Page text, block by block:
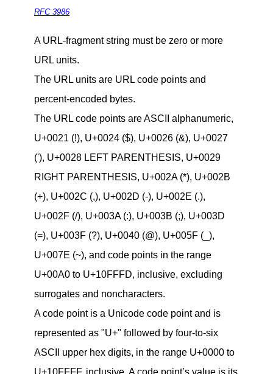
RFC 3986
A URL-fragment string must be zero or more
URL units.
The URL units are URL code points and
percent-encoded bytes.
The URL code points are ASCII alphanumeric,
U+0021 (!), U+0024 ($), U+0026 (&), U+0027
('), U+0028 LEFT PARENTHESIS, U+0029
RIGHT PARENTHESIS, U+002A (*), U+002B
(+), U+002C (,), U+002D (-), U+002E (.),
U+002F (/), U+003A (:), U+003B (;), U+003D
(=), U+003F (?), U+0040 (@), U+005F (_),
U+007E (~), and code points in the range
U+00A0 to U+10FFFD, inclusive, excluding
surrogates and noncharacters.
A code point is a Unicode code point and is
represented as "U+" followed by four-to-six
ASCII upper hex digits, in the range U+0000 to
U+10FFFF, inclusive. A code point’s value is its